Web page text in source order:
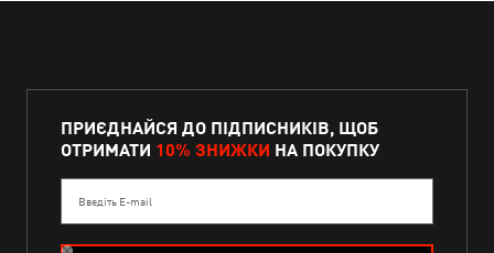
ПРИЄДНАЙСЯ ДО ПІДПИСНИКІВ, ЩОБ
ОТРИМАТИ 10% ЗНИЖКИ НА ПОКУПКУ
Введіть E-mail